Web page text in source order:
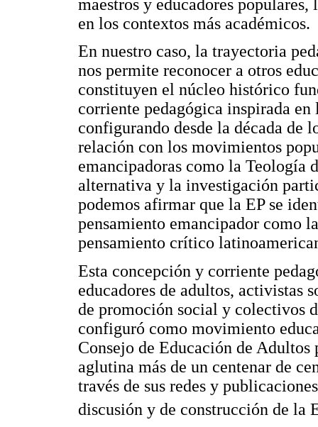
maestros y educadores
en los contextos más académicos.
En nuestro caso, la trayectoria
nos permite reconocer a otros
constituyen el núcleo histórico
corriente pedagógica inspirada en
configurando desde la década de
relación con los movimientos
emancipadoras como la
alternativa y la investigación
podemos afirmar que la EP se
pensamiento emancipador como
pensamiento crítico
Esta concepción y corriente
educadores de adultos, activistas
de promoción social y colectivos
configuró como movimiento
Consejo de Educación de
aglutina más de un centenar de
través de sus redes y
discusión y de construcción de la